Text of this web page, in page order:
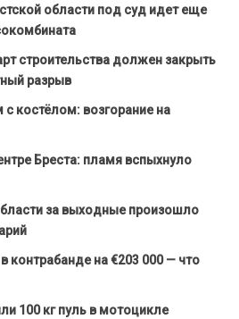
области под суд идет еще
строительства должен закрыть
разрыв
костёлом: возгорание на
Бреста: пламя вспыхнуло
за выходные произошло
контрабанде на €203 000 — что
100 кг пуль в мотоцикле